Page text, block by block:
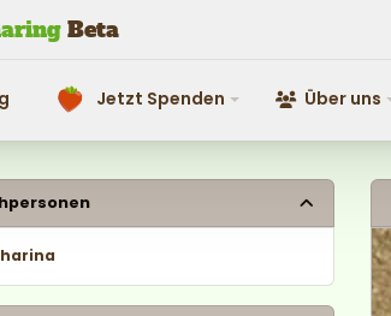
ing Beta
Jetzt Spenden
Jetzt Spenden Über uns
Über uns